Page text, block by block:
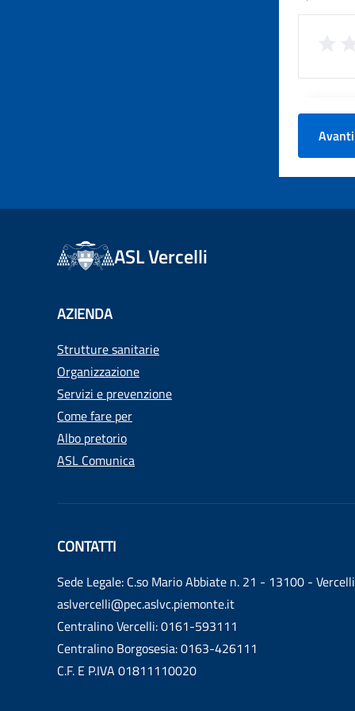
Avanti
ASL Vercelli
AZIENDA
Strutture sanitarie
Organizzazione
Servizi e prevenzione
Come fare per
Albo pretorio
ASL Comunica
CONTATTI
Sede Legale: C.so Mario Abbiate n. 21 - 13100 - Vercelli
aslvercelli@pec.aslvc.piemonte.it
Centralino Vercelli: 0161-593111
Centralino Borgosesia: 0163-426111
C.F. E P.IVA 01811110020